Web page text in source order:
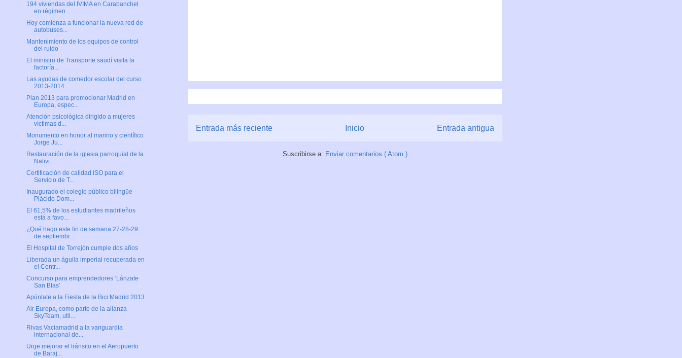
Entrada más reciente Entrada antigua
Inicio
Suscribirse a: Enviar comentarios ( Atom )
194 viviendas del IVIMA en Carabanchel
en régimen ...
Hoy comienza a funcionar la nueva red de
autobuses...
Mantenimiento de los equipos de control
del ruido
El ministro de Transporte saudí visita la
factoría...
Las ayudas de comedor escolar del curso
2013-2014 ...
Plan 2013 para promocionar Madrid en
Europa, espec...
Atención psicológica dirigido a mujeres
víctimas d...
Monumento en honor al marino y científico
Jorge Ju...
Restauración de la iglesia parroquial de la
Nativi...
Certificación de calidad ISO para el
Servicio de T...
Inaugurado el colegio público bilingüe
Plácido Dom...
El 61,5% de los estudiantes madrileños
está a favo...
¿Qué hago este fin de semana 27-28-29
de septiembr...
El Hospital de Torrejón cumple dos años
Liberada un águila imperial recuperada en
el Centr...
Concurso para emprendedores ‘Lánzate
San Blas'
Apúntate a la Fiesta de la Bici Madrid 2013
Air Europa, como parte de la alianza
SkyTeam, util...
Rivas Vaciamadrid a la vanguardia
internacional de...
Urge mejorar el tránsito en el Aeropuerto
de Baraj...